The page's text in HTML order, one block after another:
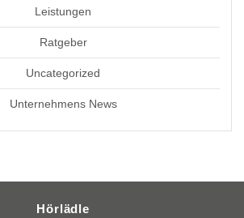
Leistungen
Ratgeber
Uncategorized
Unternehmens News
Hörlädle